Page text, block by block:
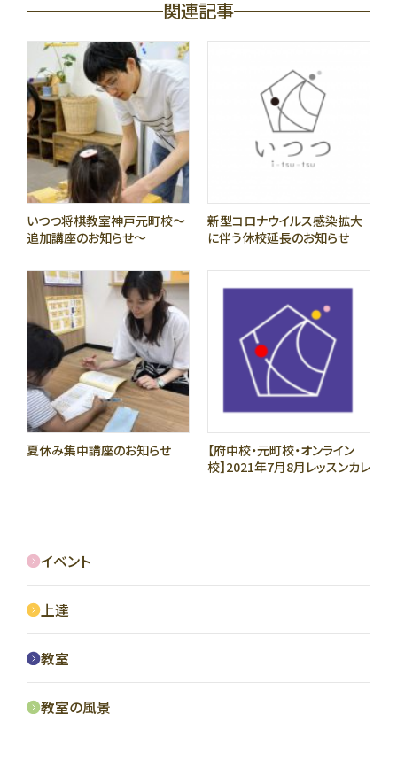
関連記事
いつつ将棋教室神戸元町校〜
追加講座のお知らせ〜
新型コロナウイルス感染拡大
に伴う休校延長のお知らせ
夏休み集中講座のお知らせ
【府中校・元町校・オンライン
校】2021年7月8月レッスンカレ
イベント
上達
教室
教室の風景